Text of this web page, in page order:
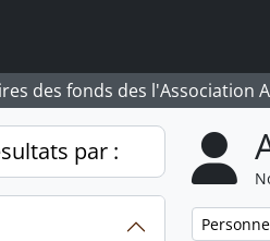
des fonds des l'Association
par :
Remove
Personne